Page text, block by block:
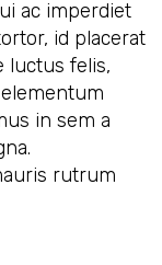
ac imperdiet
id placerat
luctus felis,
in sem a
rutrum